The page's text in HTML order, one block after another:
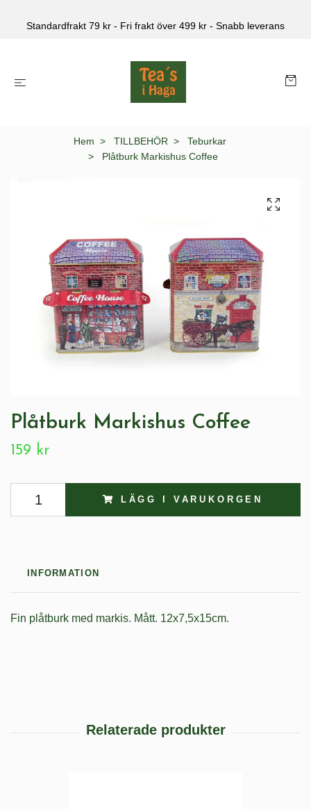
Standardfrakt 79 kr - Fri frakt över 499 kr - Snabb leverans
Hem TILLBEHÖR
Teburkar
Plåtburk Markishus Coffee
Plåtburk Markishus Coffee
159 kr
LÄGG I VARUKORGEN
INFORMATION
Fin plåtburk med markis. Mått. 12x7,5x15cm.